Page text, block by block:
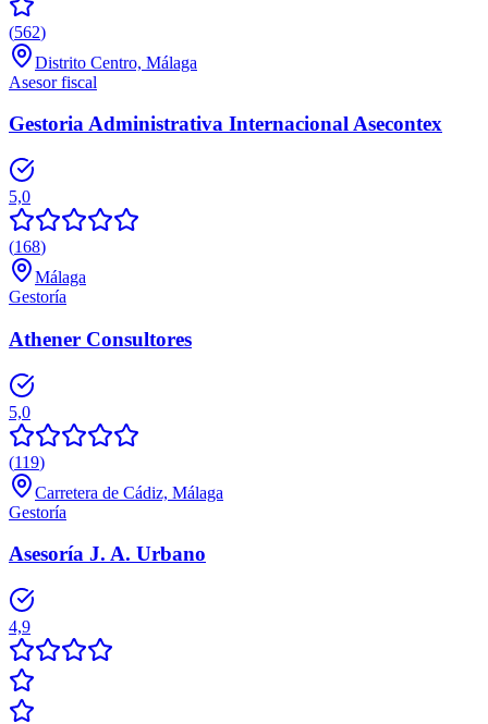
(562)
Distrito Centro, Málaga
Asesor fiscal
Gestoria Administrativa Internacional Asecontex
5,0
(168)
Málaga
Gestoría
Athener Consultores
5,0
(119)
Carretera de Cádiz, Málaga
Gestoría
Asesoría J. A. Urbano
4,9